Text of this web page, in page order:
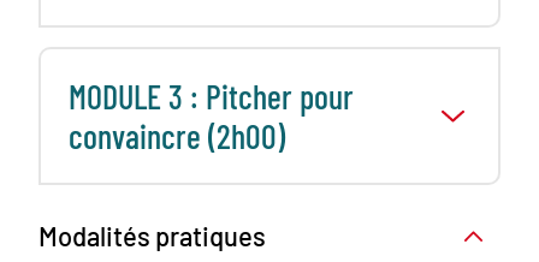
MODULE 3 : Pitcher pour
convaincre (2h00)
Modalités pratiques